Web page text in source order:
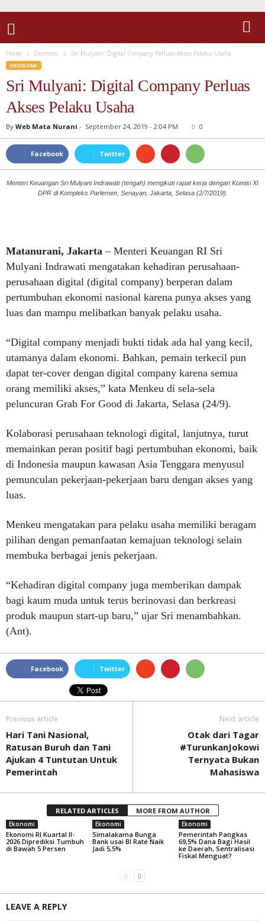
Home Ekonomi Sri Mulyani: Digital Company Perluas Akses Pelaku Usaha
EKONOMI
Sri Mulyani: Digital Company Perluas
Akses Pelaku Usaha
By Web Mata Nurani - September 24, 2019 - 2:04 PM 0
Facebook Twitter
Menteri Keuangan Sri Mulyani Indrawati (tengah) mengikuti rapat kerja dengan Komisi XI
DPR di Kompleks Parlemen, Senayan, Jakarta, Selasa (2/7/2019).
Matanurani, Jakarta – Menteri Keuangan RI Sri
Mulyani Indrawati mengatakan kehadiran perusahaan-
perusahaan digital (digital company) berperan dalam
pertumbuhan ekonomi nasional karena punya akses yang
luas dan mampu melibatkan banyak pelaku usaha.
“Digital company menjadi bukti tidak ada hal yang kecil,
utamanya dalam ekonomi. Bahkan, pemain terkecil pun
dapat ter-cover dengan digital company karena semua
orang memiliki akses,” kata Menkeu di sela-sela
peluncuran Grab For Good di Jakarta, Selasa (24/9).
Kolaborasi perusahaan teknologi digital, lanjutnya, turut
memainkan peran positif bagi pertumbuhan ekonomi, baik
di Indonesia maupun kawasan Asia Tenggara menyusul
pemunculan pekerjaan-pekerjaan baru dengan akses yang
luas.
Menkeu mengatakan para pelaku usaha memiliki beragam
pilihan dengan pemanfaatan kemajuan teknologi selain
membuka berbagai jenis pekerjaan.
“Kehadiran digital company juga memberikan dampak
bagi kaum muda untuk terus berinovasi dan berkreasi
produk maupun start-up baru,” ujar Sri menambahkan.
(Ant).
Facebook Twitter
Previous article
Hari Tani Nasional,
Ratusan Buruh dan Tani
Ajukan 4 Tuntutan Untuk
Pemerintah
Next article
Otak dari Tagar
#TurunkanJokowi
Ternyata Bukan
Mahasiswa
RELATED ARTICLES MORE FROM AUTHOR
Ekonomi
Ekonomi RI Kuartal II-
2026 Diprediksi Tumbuh
di Bawah 5 Persen
Ekonomi
Simalakama Bunga
Bank usai BI Rate Naik
Jadi 5,5%
Ekonomi
Pemerintah Pangkas
69,5% Dana Bagi Hasil
ke Daerah, Sentralisasi
Fiskal Menguat?
LEAVE A REPLY